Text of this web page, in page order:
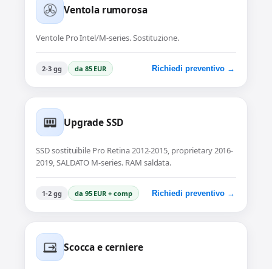
Ventola rumorosa
Ventole Pro Intel/M-series. Sostituzione.
2-3 gg da 85 EUR Richiedi preventivo →
Upgrade SSD
SSD sostituibile Pro Retina 2012-2015, proprietary 2016-
2019, SALDATO M-series. RAM saldata.
1-2 gg da 95 EUR + comp Richiedi preventivo →
Scocca e cerniere